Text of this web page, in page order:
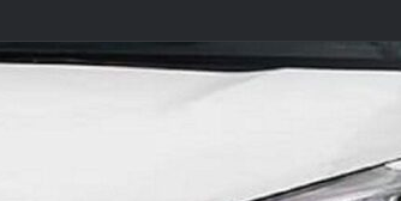
email